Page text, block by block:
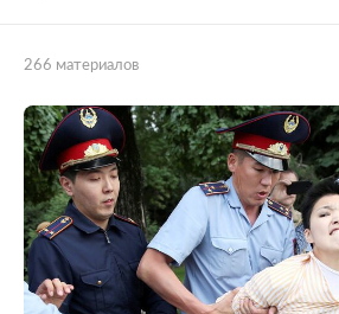
266 материалов
Все рубрики
Мир
Экономика
Наука и техника